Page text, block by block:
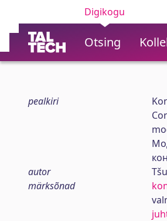
Digikogu
Otsing
pealkiri
autor
märksõnad